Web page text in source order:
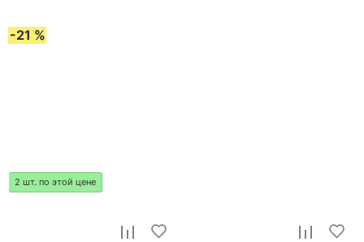
-21 %
2 шт. по этой цене